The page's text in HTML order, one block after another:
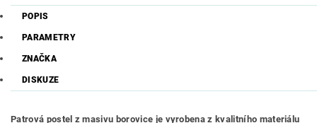
POPIS
PARAMETRY
ZNAČKA
DISKUZE
Patrová postel z masivu borovice je vyrobena z kvalitního materiálu